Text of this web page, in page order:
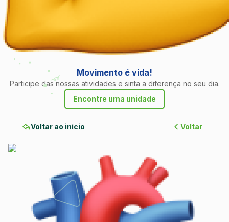
Movimento é vida!
Participe das nossas atividades e sinta a diferença no seu dia.
Encontre uma unidade
Voltar ao início Voltar